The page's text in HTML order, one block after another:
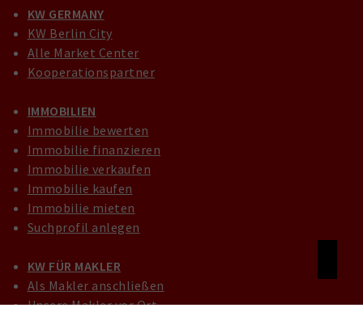
KW GERMANY
KW Berlin City
Alle Market Center
Kooperationspartner
IMMOBILIEN
Immobilie bewerten
Immobilie finanzieren
Immobilie verkaufen
Immobilie kaufen
Immobilie mieten
Suchprofil anlegen
KW FÜR MAKLER
Als Makler anschließen
Unsere Makler vor Ort